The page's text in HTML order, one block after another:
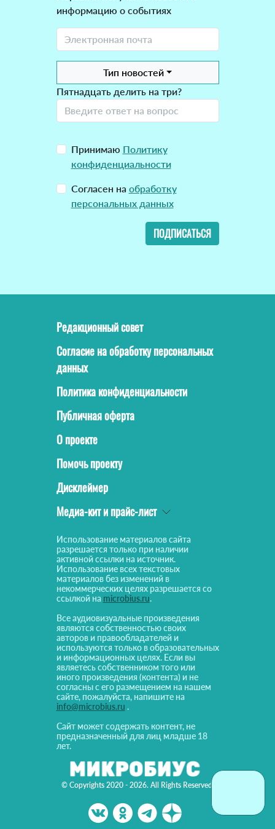
информацию о событиях
Тип новостей
Пятнадцать делить на три?
Принимаю Политику
конфиденциальности
Согласен на обработку
персональных данных
ПОДПИСАТЬСЯ
© Copyrights 2020 - 2026. All Rights Reserved!
Редакционный совет
Согласие на обработку персональных
данных
Политика конфиденциальности
Публичная оферта
О проекте
Помочь проекту
Дисклеймер
Медиа-кит и прайс-лист
Использование материалов сайта
разрешается только при наличии
активной ссылки на источник.
Использование всех текстовых
материалов без изменений в
некоммерческих целях разрешается со
ссылкой на microbius.ru.
Все аудиовизуальные произведения
являются собственностью своих
авторов и правообладателей и
используются только в образовательных
и информационных целях. Если вы
являетесь собственником того или
иного произведения (контента) и не
согласны с его размещением на нашем
сайте, пожалуйста, напишите на
info@microbius.ru .
Сайт может содержать контент, не
предназначенный для лиц младше 18
лет.